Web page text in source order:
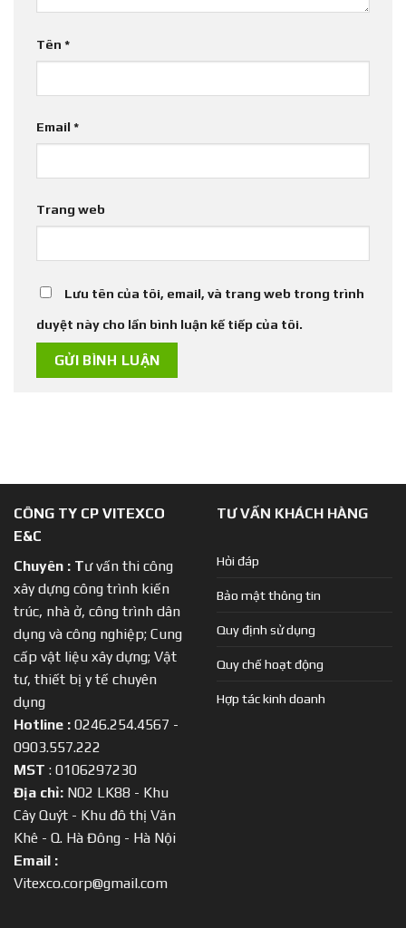
Tên *
Email *
Trang web
Lưu tên của tôi, email, và trang web trong trình
duyệt này cho lần bình luận kế tiếp của tôi.
CÔNG TY CP VITEXCO
E&C
Chuyên : Tư vấn thi công
xây dựng công trình kiến
trúc, nhà ở, công trình dân
dụng và công nghiệp; Cung
cấp vật liệu xây dựng; Vật
tư, thiết bị y tế chuyên
dụng
Hotline : 0246.254.4567 -
0903.557.222
MST : 0106297230
Địa chỉ: N02 LK88 - Khu
Cây Quýt - Khu đô thị Văn
Khê - Q. Hà Đông - Hà Nội
Email :
Vitexco.corp@gmail.com
TƯ VẤN KHÁCH HÀNG
Hỏi đáp
Bảo mật thông tin
Quy định sử dụng
Quy chế hoạt động
Hợp tác kinh doanh